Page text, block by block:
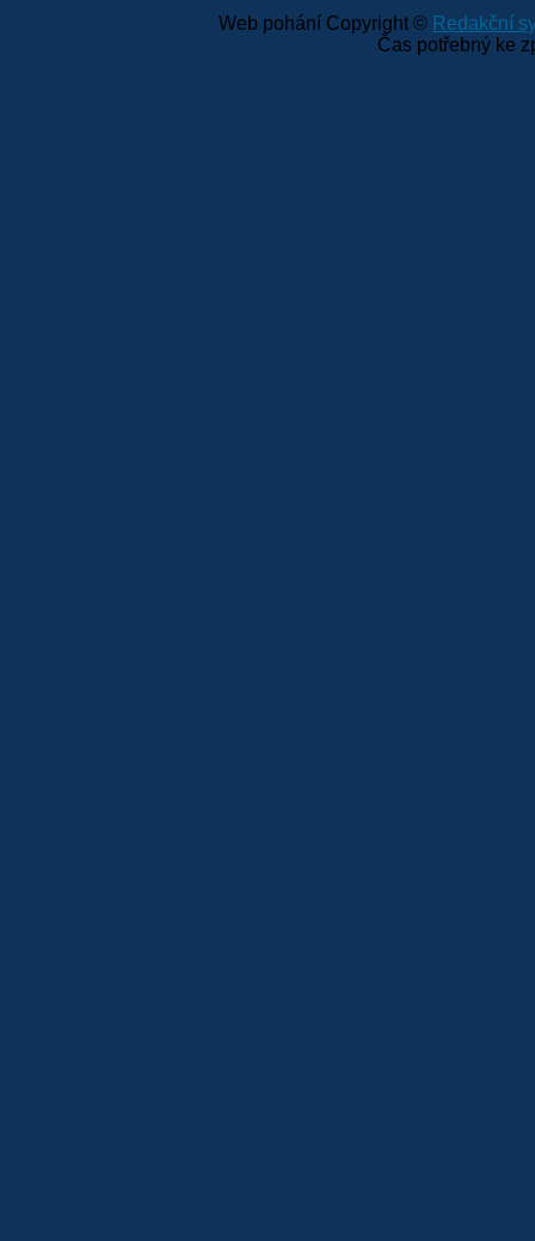
Web pohání Copyright © Redakční
Čas potřebný ke